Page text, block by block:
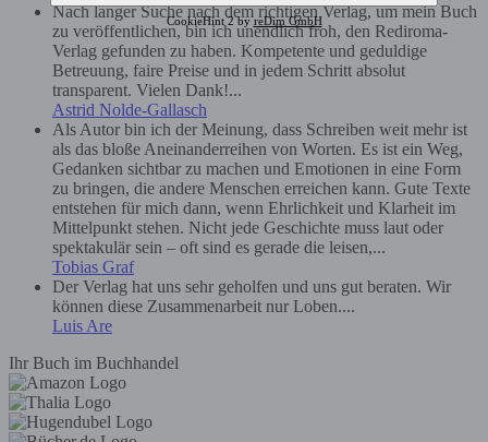
Nach langer Suche nach dem richtigen Verlag, um mein Buch
zu veröffentlichen, bin ich unendlich froh, den Rediroma-
Verlag gefunden zu haben. Kompetente und geduldige
Betreuung, faire Preise und in jedem Schritt absolut
transparent. Vielen Dank!...
Astrid Nolde-Gallasch
Als Autor bin ich der Meinung, dass Schreiben weit mehr ist
als das bloße Aneinanderreihen von Worten. Es ist ein Weg,
Gedanken sichtbar zu machen und Emotionen in eine Form
zu bringen, die andere Menschen erreichen kann. Gute Texte
entstehen für mich dann, wenn Ehrlichkeit und Klarheit im
Mittelpunkt stehen. Nicht jede Geschichte muss laut oder
spektakulär sein – oft sind es gerade die leisen,...
Tobias Graf
Der Verlag hat uns sehr geholfen und uns gut beraten. Wir
können diese Zusammenarbeit nur Loben....
Luis Are
Ihr Buch im Buchhandel
CookieHint 2 byreDim GmbH